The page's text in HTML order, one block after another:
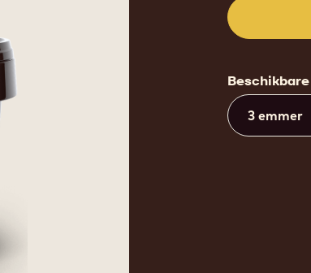
3 emmer